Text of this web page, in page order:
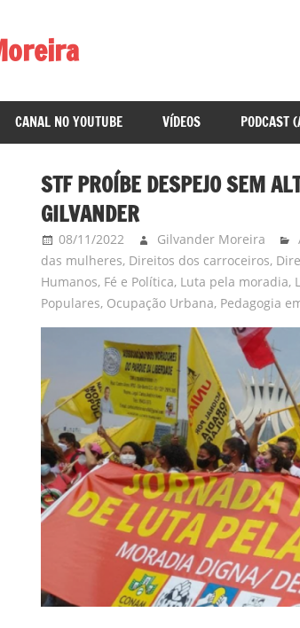
CANAL NO YOUTUBE VÍDEOS PODCAST
STF PROÍBE DESPEJO SEM
GILVANDER
08/11/2022 Gilvander Moreira
das mulheres, Direitos dos carroceiros,
Humanos, Fé e Política, Luta pela moradia,
Populares, Ocupação Urbana, Pedagogia